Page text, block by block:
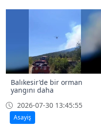
Balıkesir’de bir orman
yangını daha
2026-07-30 13:45:55
Asayiş